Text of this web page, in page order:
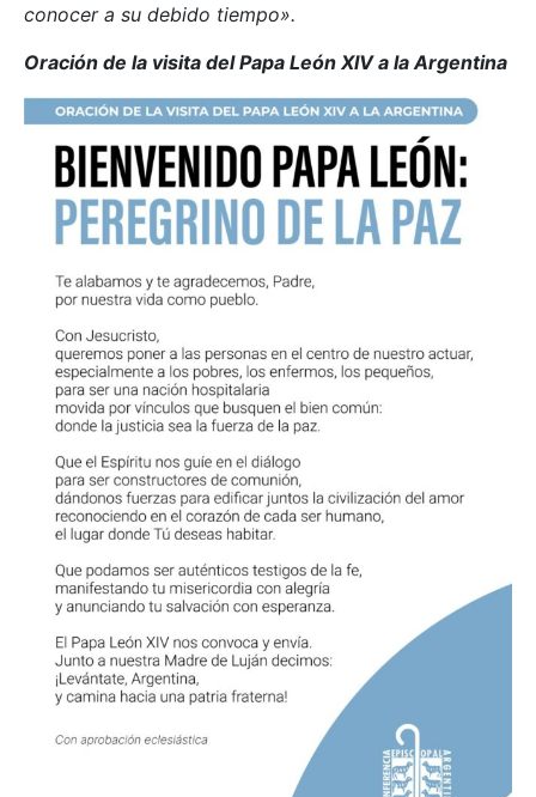
conocer a su debido tiempo».
Oración de la visita del Papa León XIV a la Argentina